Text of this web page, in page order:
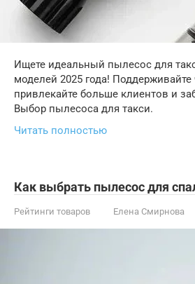
Ищете идеальный пылесос для
моделей 2025 года! Поддерживайте
привлекайте больше клиентов и
Выбор пылесоса для такси.
Читать полностью
Как выбрать пылесос для
Рейтинги товаров Елена Смирнова